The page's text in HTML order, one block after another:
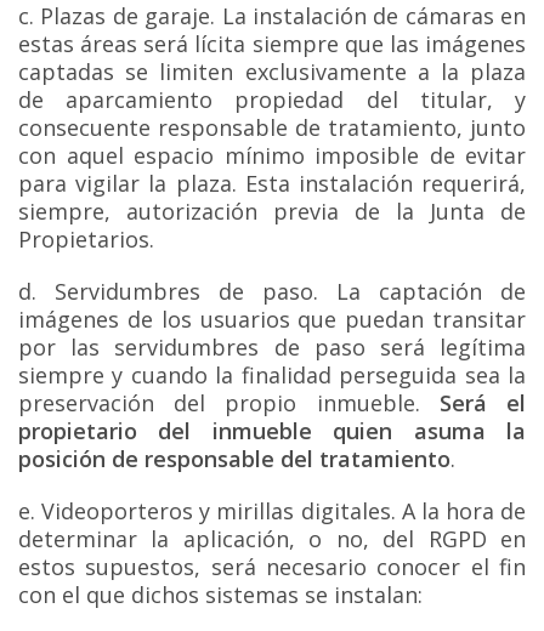
c. Plazas de garaje. La instalación de cámaras en
estas áreas será lícita siempre que las imágenes
captadas se limiten exclusivamente a la plaza
de aparcamiento propiedad del titular, y
consecuente responsable de tratamiento, junto
con aquel espacio mínimo imposible de evitar
para vigilar la plaza. Esta instalación requerirá,
siempre, autorización previa de la Junta de
Propietarios.
d. Servidumbres de paso. La captación de
imágenes de los usuarios que puedan transitar
por las servidumbres de paso será legítima
siempre y cuando la finalidad perseguida sea la
preservación del propio inmueble. Será el
propietario del inmueble quien asuma la
posición de responsable del tratamiento.
e. Videoporteros y mirillas digitales. A la hora de
determinar la aplicación, o no, del RGPD en
estos supuestos, será necesario conocer el fin
con el que dichos sistemas se instalan: